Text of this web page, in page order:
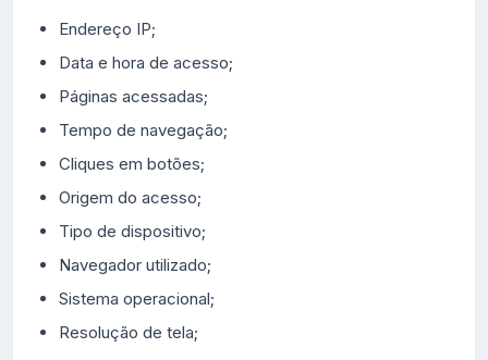
Endereço IP;
Data e hora de acesso;
Páginas acessadas;
Tempo de navegação;
Cliques em botões;
Origem do acesso;
Tipo de dispositivo;
Navegador utilizado;
Sistema operacional;
Resolução de tela;